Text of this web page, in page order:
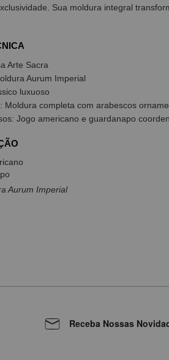
Sua moldura integral
Arte Sacra
Aurum Imperial
luxuoso
Moldura completa com arabescos
Jogo americano e guardanapo
Aurum Imperial
Receba Nossas